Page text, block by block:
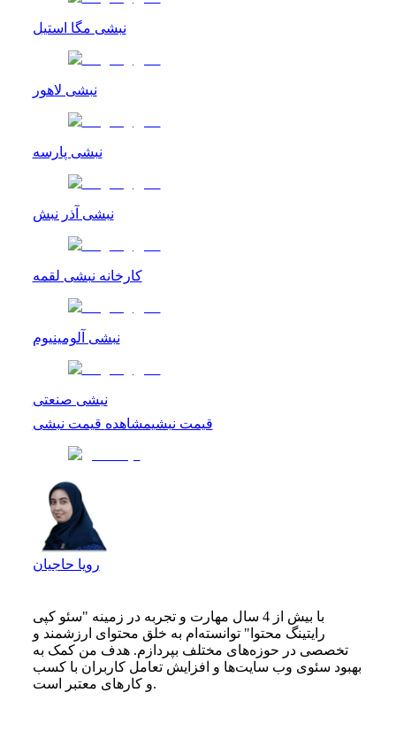
نبشی مگا استیل
نبشی لاهور
نبشی پارسه
نبشی آذر نبش
کارخانه نبشی لقمه
نبشی آلومینیوم
نبشی صنعتی
قیمت نبشیمشاهده قیمت نبشی
رویا حاجیان
با بیش از 4 سال مهارت و تجربه در زمینه "سئو کپی
رایتینگ محتوا" توانسته‌ام به خلق محتوای ارزشمند و
تخصصی در حوزه‌های مختلف بپردازم. هدف من کمک به
بهبود سئوی وب سایت‌ها و افزایش تعامل کاربران با کسب
و کارهای معتبر است.